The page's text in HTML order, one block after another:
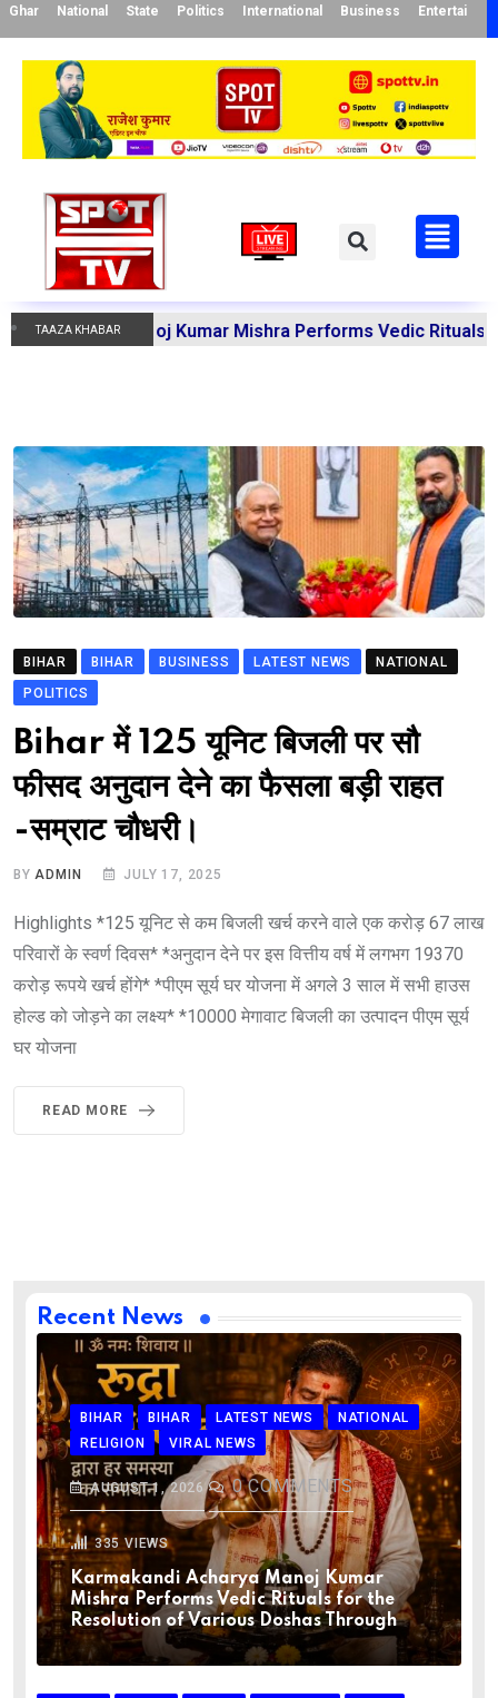
Ghar National State Politics International Business
TAAZA KHABAR
Acharya Manoj Kumar Mishra Performs Vedic Rituals for
BIHAR BIHAR BUSINESS LATEST NEWS
NATIONAL
POLITICS
Bihar में 125 यूनिट बिजली पर सौ
फीसद अनुदान देने का फैसला बड़ी राहत
-सम्राट चौधरी।
BYADMIN JULY 17, 2025
Highlights *125 यूनिट से कम बिजली खर्च करने वाले एक करोड़ 67 लाख
परिवारों के स्वर्ण दिवस* *अनुदान देने पर इस वित्तीय वर्ष में लगभग 19370
करोड़ रूपये खर्च होंगे* *पीएम सूर्य घर योजना में अगले 3 साल में सभी हाउस
होल्ड को जोड़ने का लक्ष्य* *10000 मेगावाट बिजली का उत्पादन पीएम सूर्य
घर योजना
READ MORE
Recent News
BIHAR BIHAR LATEST NEWS
NATIONAL
RELIGION
VIRAL NEWS
AUGUST 1, 2026 0COMMENTS
335 VIEWS
Karmakandi Acharya Manoj Kumar
Mishra Performs Vedic Rituals for the
Resolution of Various Doshas Through